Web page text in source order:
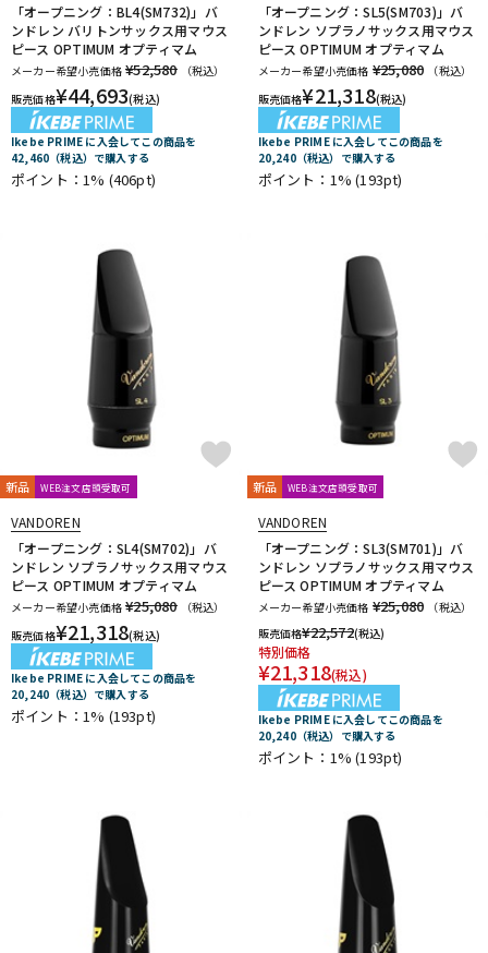
「オープニング：BL4(SM732)」バ
ンドレン バリトンサックス用マウス
ピース OPTIMUM オプティマム
メーカー希望小売価格 ¥52,580
（税込）
販売価格¥44,693(税込)
Ikebe PRIME に入会してこの商品を
42,460（税込）で購入する
ポイント：1% (406pt)
「オープニング：SL5(SM703)」バ
ンドレン ソプラノサックス用マウス
ピース OPTIMUM オプティマム
メーカー希望小売価格 ¥25,080
（税込）
販売価格¥21,318(税込)
Ikebe PRIME に入会してこの商品を
20,240（税込）で購入する
ポイント：1%(193pt)
新品 WEB注文店頭受取可
VANDOREN
「オープニング：SL4(SM702)」バ
ンドレン ソプラノサックス用マウス
ピース OPTIMUM オプティマム
メーカー希望小売価格 ¥25,080
（税込）
販売価格¥21,318(税込)
Ikebe PRIME に入会してこの商品を
20,240（税込）で購入する
ポイント：1% (193pt)
新品 WEB注文店頭受取可
VANDOREN
「オープニング：SL3(SM701)」バ
ンドレン ソプラノサックス用マウス
ピース OPTIMUM オプティマム
メーカー希望小売価格 ¥25,080
（税込）
販売価格¥22,572(税込)
特別価格
¥21,318(税込)
Ikebe PRIME に入会してこの商品を
20,240（税込）で購入する
ポイント：1%(193pt)